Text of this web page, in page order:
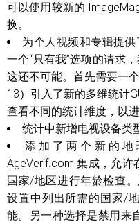
可以使用较新的
换。
为个人视频和专辑提
一个“只有我”选项的请求
这还不可能。首先需要一
13）引入了新的多维统计
查看不同的统计维度，以
统计中新增电视设备类
添加了两个新的
AgeVerif.com 集成，允许
国家/地区进行年龄检查
设置中列出所需的国家/
能。另一种选择是禁用来